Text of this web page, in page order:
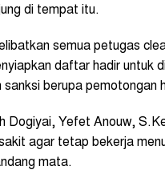
di tempat itu.
semua petugas
daftar hadir untuk
berupa pemotongan
Dogiyai, Yefet Anouw,
agar tetap bekerja
mata.